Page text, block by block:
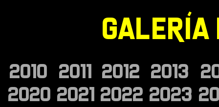
GALERIA
,
2010
2020
2011
2021
2012
2022
2013
2023